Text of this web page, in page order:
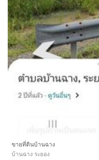
ขายที่ดินบ้านฉาง
บ้านฉาง ระยอง